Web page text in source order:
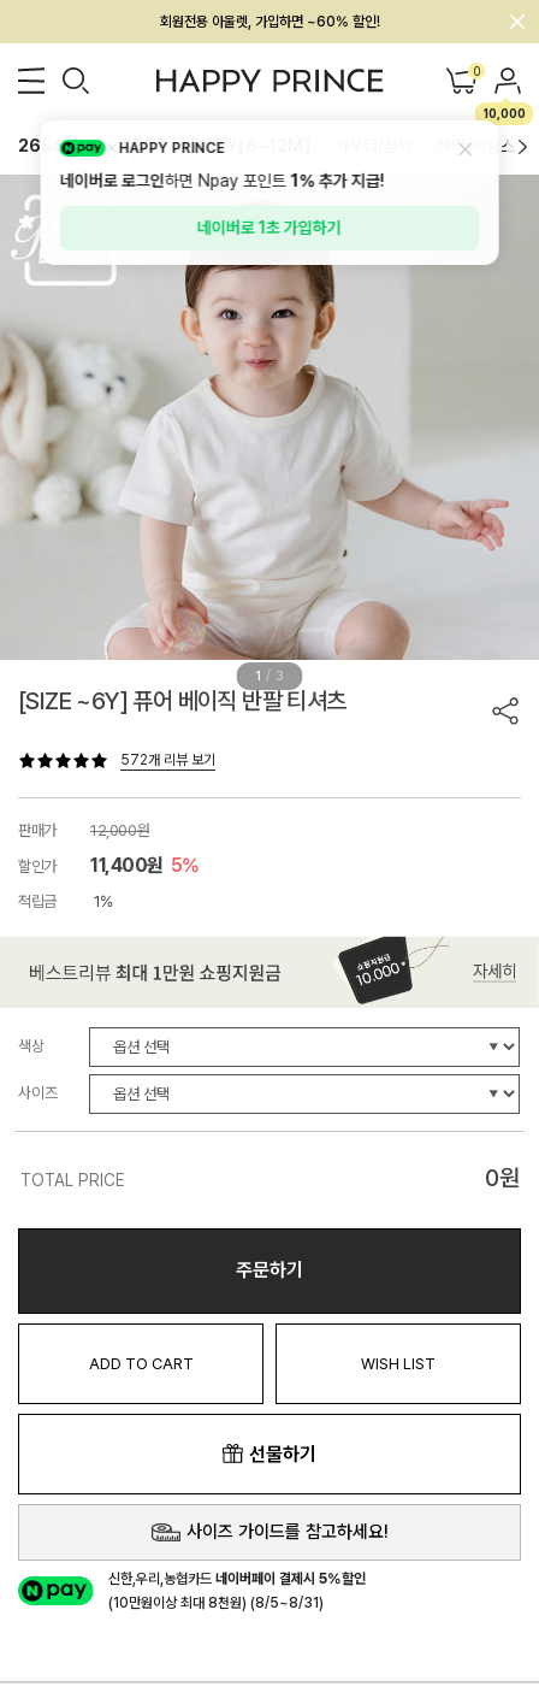
회원전용 아울렛, 가입하면 ~60% 할인!
멤버십 최대 28,000원 혜택 0
10,000
26SS 신상 BEST BABY[6~12M] 하의/레깅스
1 / 3
[SIZE ~6Y] 퓨어 베이직 반팔 티셔츠
572개 리뷰 보기
판매가
12,000원
할인가
11,400원 5%
적립금 1%
색상
사이즈
TOTAL PRICE 0원
주문하기
ADD TO CART WISH LIST
선물하기
사이즈 가이드를 참고하세요!
신한,우리,농협카드네이버페이 결제시 5%할인
(10만원이상 최대 8천원) (8/5~8/31)
HAPPY PRINCE
네이버로 로그인하면 Npay 포인트1%추가 지급!
네이버로 1초 가입하기